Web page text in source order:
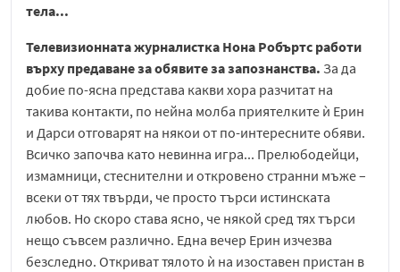
тела...
Телевизионната журналистка Нона Робъртс работи
върху предаване за обявите за запознанства. За да
добие по-ясна представа какви хора разчитат на
такива контакти, по нейна молба приятелките ѝ Ерин
и Дарси отговарят на някои от по-интересните обяви.
Всичко започва като невинна игра... Прелюбодейци,
измамници, стеснителни и откровено странни мъже –
всеки от тях твърди, че просто търси истинската
любов. Но скоро става ясно, че някой сред тях търси
нещо съвсем различно. Една вечер Ерин изчезва
безследно. Откриват тялото ѝ на изоставен пристан в